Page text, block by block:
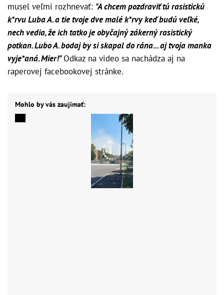
musel veľmi rozhnevať: "A chcem pozdraviť tú rasistickú
k*rvu Luba A. a tie tvoje dve malé k*rvy keď budú veľké,
nech vedia, že ich tatko je obyčajný zákerný rasistický
potkan. Lubo A. bodaj by si skapal do rána... aj tvoja manka
vyje*aná. Mier!"Odkaz na video sa nachádza aj na
raperovej facebookovej stránke.
Mohlo by vás zaujímať: